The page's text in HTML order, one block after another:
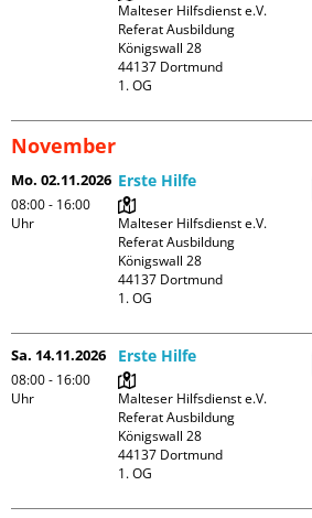
Malteser Hilfsdienst e.V.
Referat Ausbildung
Königswall 28
44137 Dortmund
1. OG
November
Mo. 02.11.2026
08:00 - 16:00
Uhr
Erste Hilfe
Malteser Hilfsdienst e.V.
Referat Ausbildung
Königswall 28
44137 Dortmund
1. OG
Sa. 14.11.2026
08:00 - 16:00
Uhr
Erste Hilfe
Malteser Hilfsdienst e.V.
Referat Ausbildung
Königswall 28
44137 Dortmund
1. OG